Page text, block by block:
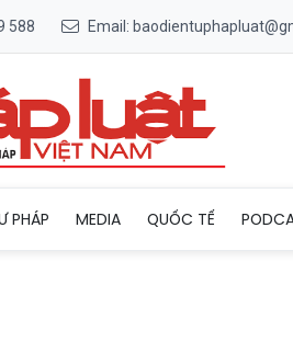
588 Email:
PHÁP MEDIA QUỐC TẾ